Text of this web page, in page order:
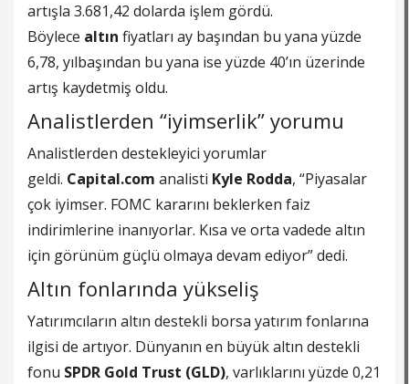
artışla 3.681,42 dolarda işlem gördü.
Böylece altın fiyatları ay başından bu yana yüzde
6,78, yılbaşından bu yana ise yüzde 40’ın üzerinde
artış kaydetmiş oldu.
Analistlerden “iyimserlik” yorumu
Analistlerden destekleyici yorumlar
geldi. Capital.com analisti Kyle Rodda, “Piyasalar
çok iyimser. FOMC kararını beklerken faiz
indirimlerine inanıyorlar. Kısa ve orta vadede altın
için görünüm güçlü olmaya devam ediyor” dedi.
Altın fonlarında yükseliş
Yatırımcıların altın destekli borsa yatırım fonlarına
ilgisi de artıyor. Dünyanın en büyük altın destekli
fonu SPDR Gold Trust (GLD), varlıklarını yüzde 0,21